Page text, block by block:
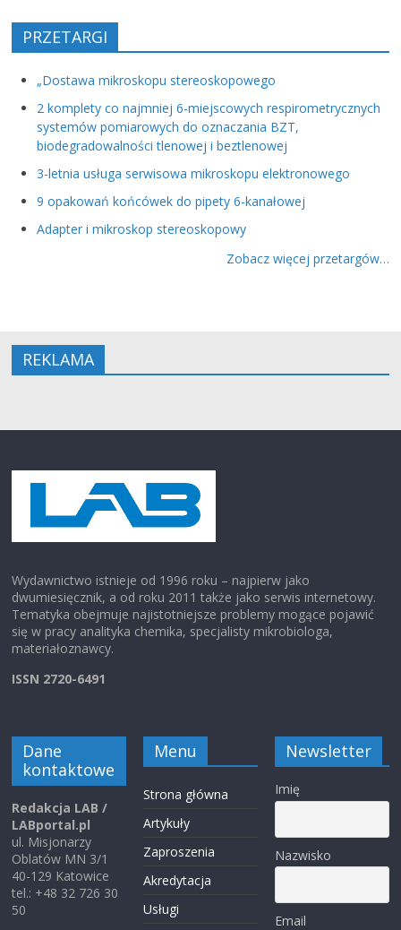
PRZETARGI
„Dostawa mikroskopu stereoskopowego
2 komplety co najmniej 6-miejscowych respirometrycznych
systemów pomiarowych do oznaczania BZT,
biodegradowalności tlenowej i beztlenowej
3-letnia usługa serwisowa mikroskopu elektronowego
9 opakowań końcówek do pipety 6-kanałowej
Adapter i mikroskop stereoskopowy
Zobacz więcej przetargów…
REKLAMA
Wydawnictwo istnieje od 1996 roku – najpierw jako
dwumiesięcznik, a od roku 2011 także jako serwis internetowy.
Tematyka obejmuje najistotniejsze problemy mogące pojawić
się w pracy analityka chemika, specjalisty mikrobiologa,
materiałoznawcy.
ISSN 2720-6491
Dane
kontaktowe
Redakcja LAB /
LABportal.pl
ul. Misjonarzy
Oblatów MN 3/1
40-129 Katowice
tel.: +48 32 726 30
50
Menu
Strona główna
Artykuły
Zaproszenia
Akredytacja
Usługi
Newsletter
Imię
Nazwisko
Email